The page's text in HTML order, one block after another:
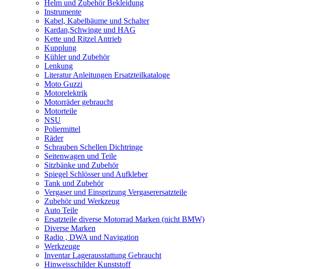
Helm und Zubehör Bekleidung
Instrumente
Kabel, Kabelbäume und Schalter
Kardan,Schwinge und HAG
Kette und Ritzel Antrieb
Kupplung
Kühler und Zubehör
Lenkung
Literatur Anleitungen Ersatzteilkataloge
Moto Guzzi
Motorelektrik
Motorräder gebraucht
Motorteile
NSU
Poliermittel
Räder
Schrauben Schellen Dichtringe
Seitenwagen und Teile
Sitzbänke und Zubehör
Spiegel Schlösser und Aufkleber
Tank und Zubehör
Vergaser und Einsprizung Vergaserersatzteile
Zubehör und Werkzeug
Auto Teile
Ersatzteile diverse Motorrad Marken (nicht BMW)
Diverse Marken
Radio , DWA und Navigation
Werkzeuge
Inventar Lagerausstattung Gebraucht
Hinweisschilder Kunststoff